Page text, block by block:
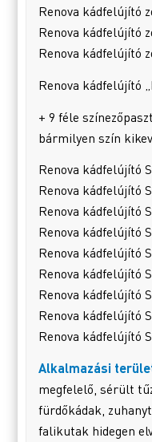
Renova kádfelújító
Renova kádfelújító
Renova kádfelújító
Renova kádfelújító
+ 9 féle
bármilyen szín
Renova kádfelújító
Renova kádfelújító
Renova kádfelújító
Renova kádfelújító
Renova kádfelújító
Renova kádfelújító
Renova kádfelújító
Renova kádfelújító
Renova kádfelújító
Alkalmazási
megfelelő, sérült
fürdőkádak,
falikutak hidegen